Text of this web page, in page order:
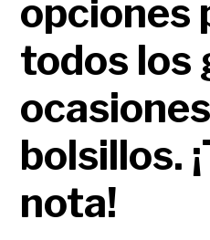
opciones
todos los
bolsillos.
nota!